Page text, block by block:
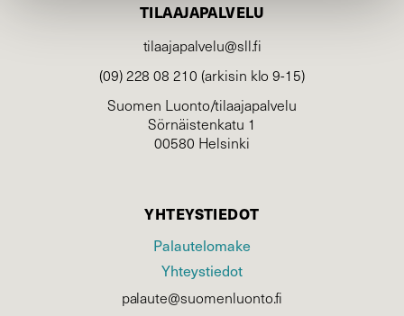
TILAAJAPALVELU
tilaajapalvelu@sll.fi
(09) 228 08 210 (arkisin klo 9-15)
Suomen Luonto/tilaajapalvelu
Sörnäistenkatu 1
00580 Helsinki
YHTEYSTIEDOT
Palautelomake
Yhteystiedot
palaute@suomenluonto.fi